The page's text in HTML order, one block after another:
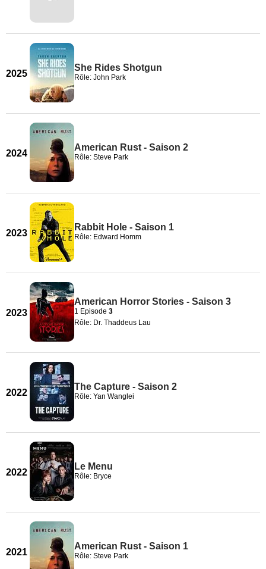
2025
She Rides Shotgun
Rôle: John Park
2024
American Rust - Saison 2
Rôle: Steve Park
2023
Rabbit Hole - Saison 1
Rôle: Edward Homm
2023
American Horror Stories - Saison 3
1 Episode 3
Rôle: Dr. Thaddeus Lau
2022
The Capture - Saison 2
Rôle: Yan Wanglei
2022
Le Menu
Rôle: Bryce
2021
American Rust - Saison 1
Rôle: Steve Park